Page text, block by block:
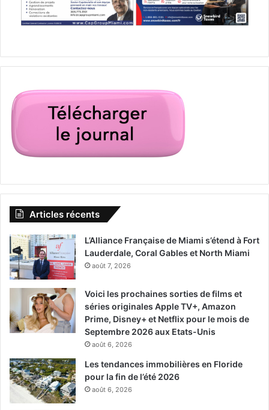
Articles récents
L’Alliance Française de Miami s’étend à Fort
Lauderdale, Coral Gables et North Miami
août 7, 2026
Voici les prochaines sorties de films et
séries originales Apple TV+, Amazon
Prime, Disney+ et Netflix pour le mois de
Septembre 2026 aux Etats-Unis
août 6, 2026
Les tendances immobilières en Floride
pour la fin de l’été 2026
août 6, 2026